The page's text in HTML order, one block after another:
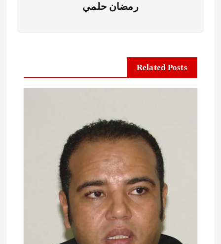
رمضان حلمي
Related Posts